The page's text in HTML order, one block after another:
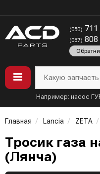
(050) 711
(067) 808
Какую
Например: насос
Главная Lancia ZETA
Тросик газа
(Лянча)